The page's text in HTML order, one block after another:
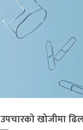
खोजीमा